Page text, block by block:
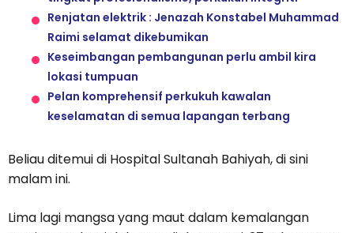
Renjatan elektrik : Jenazah Konstabel Muhammad
Raimi selamat dikebumikan
Keseimbangan pembangunan perlu ambil kira
lokasi tumpuan
Pelan komprehensif perkukuh kawalan
keselamatan di semua lapangan terbang
Beliau ditemui di Hospital Sultanah Bahiyah, di sini
malam ini.
Lima lagi mangsa yang maut dalam kemalangan